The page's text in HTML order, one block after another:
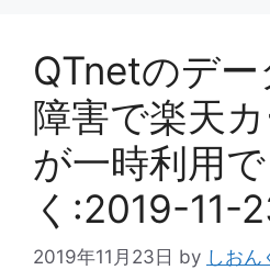
QTnetのデ
障害で楽天
が一時利用
く:2019-11-
2019年11月23日 by しおん